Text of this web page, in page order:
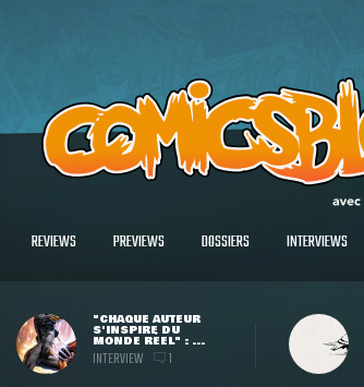
REVIEWS PREVIEWS DOSSIERS INTERVIEWS
"CHAQUE AUTEUR
S'INSPIRE DU
MONDE RÉEL" : ...
INTERVIEW 1